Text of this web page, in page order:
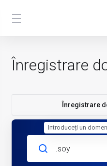
Înregistrare
Înregistrare
Introduceți un